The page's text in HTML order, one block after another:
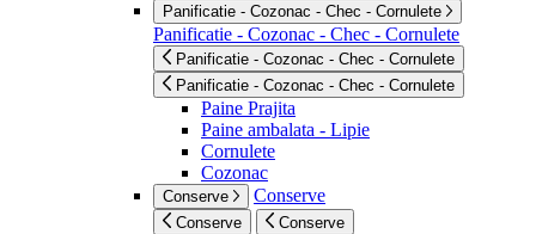
Panificatie - Cozonac - Chec - Cornulete
Panificatie - Cozonac - Chec - Cornulete
Panificatie - Cozonac - Chec - Cornulete
Panificatie - Cozonac - Chec - Cornulete
Paine Prajita
Paine ambalata - Lipie
Cornulete
Cozonac
Conserve Conserve
Conserve Conserve